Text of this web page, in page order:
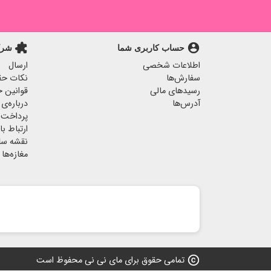
account_circle حساب کاربری شما
اطلاعات شخصی
سفارش‌ها
رسیدهای مالی
آدرس‌ها
extension
ارسال
نکات
قوانین
ارتباط
نقشه
مغازه‌ها
copyright تمامی حقوق برای مای نی نی محفوظ است